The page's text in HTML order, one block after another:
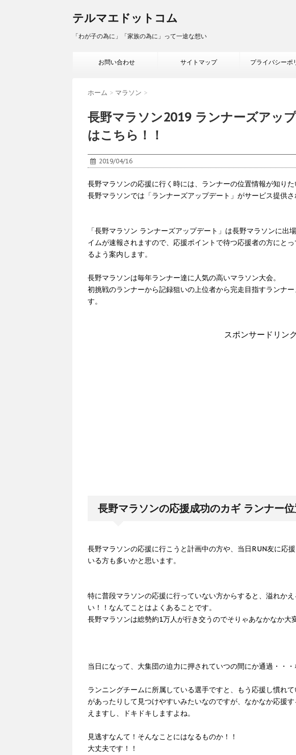
テルマエドットコム
「わが子の為に」「家族の為に」って一途な想い
お問い合わせ サイトマップ プライバシーポ
ホーム > マラソン >
長野マラソン2019 ランナーズアッ
はこちら！！
2019/04/16
長野マラソンの応援に行く時には、ランナーの位置情報が知りた
長野マラソンでは「ランナーズアップデート」がサービス提供さ
「長野マラソン ランナーズアップデート」は長野マラソンに出
イムが速報されますので、応援ポイントで待つ応援者の方にと
るよう案内します。
長野マラソンは毎年ランナー達に人気の高いマラソン大会。
初挑戦のランナーから記録狙いの上位者から完走目指すランナ
す。
スポンサードリンク
長野マラソンの応援成功のカギ ランナー
長野マラソンの応援に行こうと計画中の方や、当日RUN友に応
いる方も多いかと思います。
特に普段マラソンの応援に行っていない方からすると、溢れか
い！！なんてことはよくあることです。
長野マラソンは総勢約1万人が行き交うのでそりゃあなかなか大
当日になって、大集団の迫力に押されていつの間にか通過・・・
ランニングチームに所属している選手ですと、もう応援し慣れ
があったりして見つけやすいみたいなのですが、なかなか応援
えますし、ドキドキしますよね。
見逃すなんて！そんなことにはなるものか！！
大丈夫です！！